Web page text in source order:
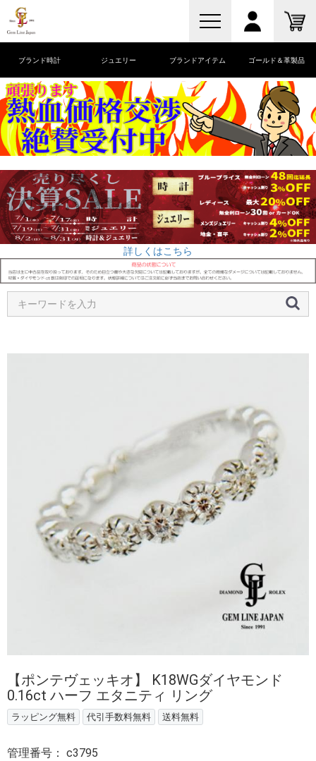
ブランド時計 ジュエリー ブランドアイテム ゴールド＆革製品
詳しくはこちら
【ポンテヴェッキオ】 K18WGダイヤモンド
0.16ct ハーフ エタニティ リング
ラッピング無料 代引手数料無料 送料無料
管理番号： c3795